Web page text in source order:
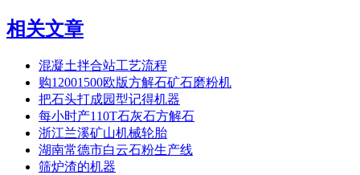
相关文章
混凝土拌合站工艺流程
购12001500欧版方解石矿石磨粉机
把石头打成园型记得机器
每小时产110T石灰石方解石
浙江兰溪矿山机械轮胎
湖南常德市白云石粉生产线
筛炉渣的机器